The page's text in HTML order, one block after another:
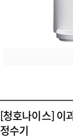
[청호나이스] 이
정수기